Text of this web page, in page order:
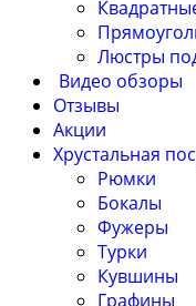
Люстры
Видео обзоры
Отзывы
Акции
Хрустальная
Рюмки
Бокалы
Фужеры
Турки
Кувшины
Графины